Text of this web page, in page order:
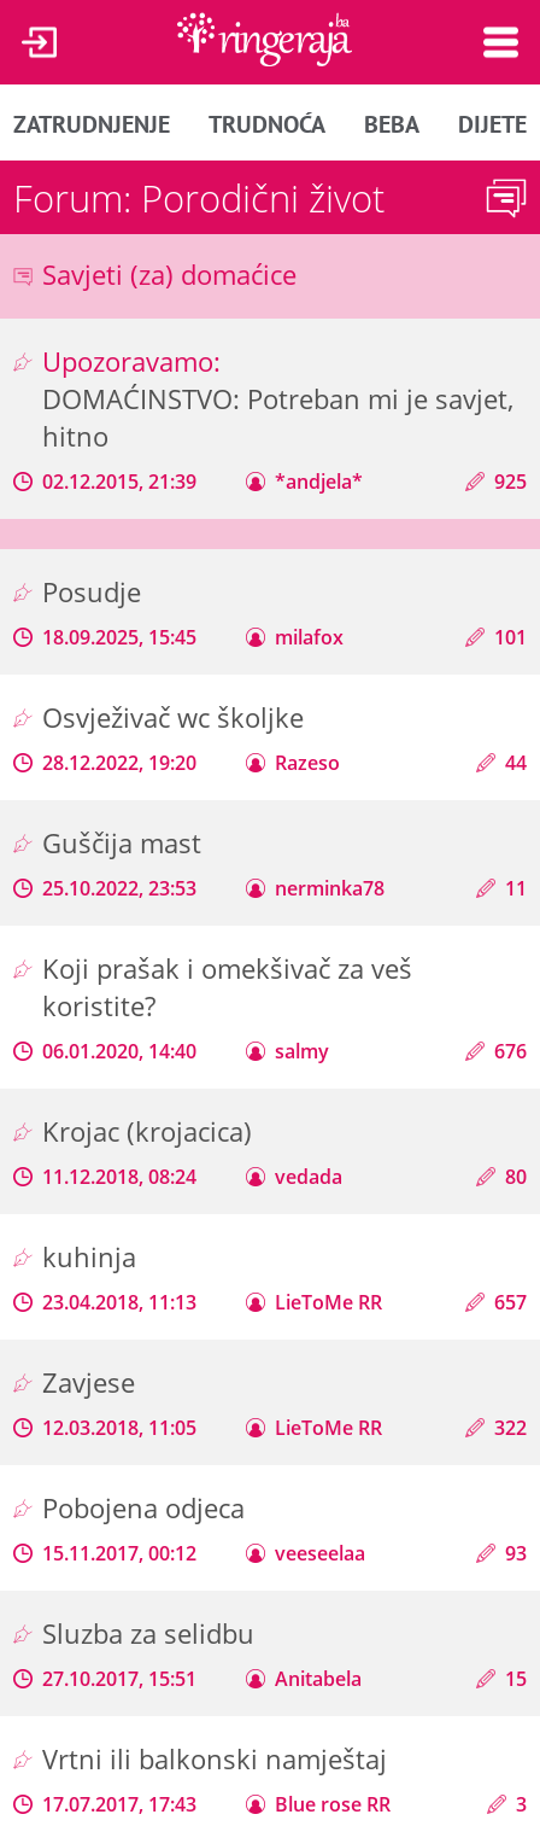
ZATRUDNJENJE TRUDNOĆA BEBA DIJETE
Forum: Porodični život
Savjeti (za) domaćice
Upozoravamo:
DOMAĆINSTVO: Potreban mi je savjet,
hitno
02.12.2015, 21:39 *andjela* 925
Posudje
18.09.2025, 15:45 milafox 101
Osvježivač wc školjke
28.12.2022, 19:20 Razeso 44
Guščija mast
25.10.2022, 23:53 nerminka78 11
Koji prašak i omekšivač za veš
koristite?
06.01.2020, 14:40 salmy 676
Krojac (krojacica)
11.12.2018, 08:24 vedada 80
kuhinja
23.04.2018, 11:13 LieToMe RR 657
Zavjese
12.03.2018, 11:05 LieToMe RR 322
Pobojena odjeca
15.11.2017, 00:12 veeseelaa 93
Sluzba za selidbu
27.10.2017, 15:51 Anitabela 15
Vrtni ili balkonski namještaj
17.07.2017, 17:43 Blue rose RR 3